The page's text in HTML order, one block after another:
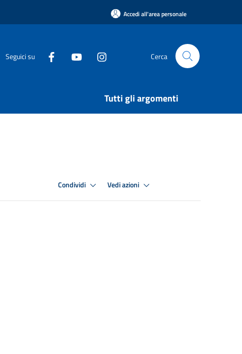
Accedi all'area personale
Seguici su Cerca
Tutti gli argomenti
Condividi Vedi azioni